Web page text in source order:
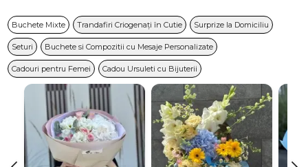
Buchete Mixte Trandafiri Criogenați în Cutie Surprize la Domiciliu
Seturi Buchete si Compozitii cu Mesaje Personalizate
Cadouri pentru Femei Cadou Ursuleti cu Bijuterii